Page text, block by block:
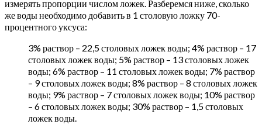
измерять пропорции числом ложек. Разберемся ниже, сколько
же воды необходимо добавить в 1 столовую ложку 70-
процентного уксуса:
3% раствор – 22,5 столовых ложек воды; 4% раствор – 17
столовых ложек воды; 5% раствор – 13 столовых ложек
воды; 6% раствор – 11 столовых ложек воды; 7% раствор
– 9 столовых ложек воды; 8% раствор – 8 столовых ложек
воды; 9% раствор – 7 столовых ложек воды; 10% раствор
– 6 столовых ложек воды; 30% раствор – 1,5 столовых
ложек воды.